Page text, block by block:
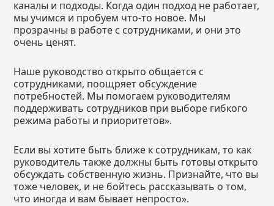
каналы и подходы. Когда один подход не работает,
мы учимся и пробуем что-то новое. Мы
прозрачны в работе с сотрудниками, и они это
очень ценят.
Наше руководство открыто общается с
сотрудниками, поощряет обсуждение
потребностей. Мы помогаем руководителям
поддерживать сотрудников при выборе гибкого
режима работы и приоритетов».
Если вы хотите быть ближе к сотрудникам, то как
руководитель также должны быть готовы открыто
обсуждать собственную жизнь. Признайте, что вы
тоже человек, и не бойтесь рассказывать о том,
что иногда и вам бывает непросто».